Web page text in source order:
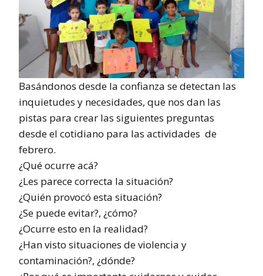
Basándonos desde la confianza se detectan las
inquietudes y necesidades, que nos dan las
pistas para crear las siguientes preguntas
desde el cotidiano para las actividades de
febrero.
¿Qué ocurre acá?
¿Les parece correcta la situación?
¿Quién provocó esta situación?
¿Se puede evitar?, ¿cómo?
¿Ocurre esto en la realidad?
¿Han visto situaciones de violencia y
contaminación?, ¿dónde?